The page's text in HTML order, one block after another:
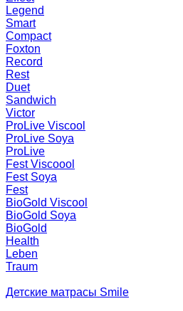
Legend
Smart
Compact
Foxton
Record
Rest
Duet
Sandwich
Victor
ProLive Viscool
ProLive Soya
ProLive
Fest Viscoool
Fest Soya
Fest
BioGold Viscool
BioGold Soya
BioGold
Health
Leben
Traum
Детские матрасы Smile